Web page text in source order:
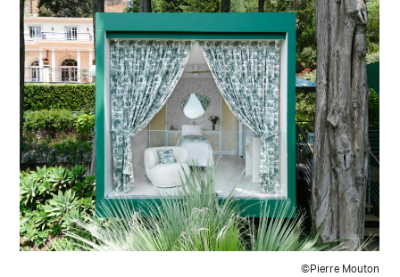
©Pierre Mouton